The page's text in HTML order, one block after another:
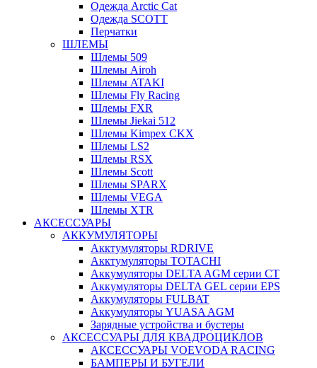
Одежда Arctic Cat
Одежда SCOTT
Перчатки
ШЛЕМЫ
Шлемы 509
Шлемы Airoh
Шлемы ATAKI
Шлемы Fly Racing
Шлемы FXR
Шлемы Jiekai 512
Шлемы Kimpex CKX
Шлемы LS2
Шлемы RSX
Шлемы Scott
Шлемы SPARX
Шлемы VEGA
Шлемы XTR
АКСЕССУАРЫ
АККУМУЛЯТОРЫ
Акктумуляторы RDRIVE
Акктумуляторы TOTACHI
Аккумуляторы DELTA AGM серии CT
Аккумуляторы DELTA GEL серии EPS
Аккумуляторы FULBAT
Аккумуляторы YUASA AGM
Зарядные устройства и бустеры
АКСЕССУАРЫ ДЛЯ КВАДРОЦИКЛОВ
АКСЕССУАРЫ VOEVODA RACING
БАМПЕРЫ И БУГЕЛИ